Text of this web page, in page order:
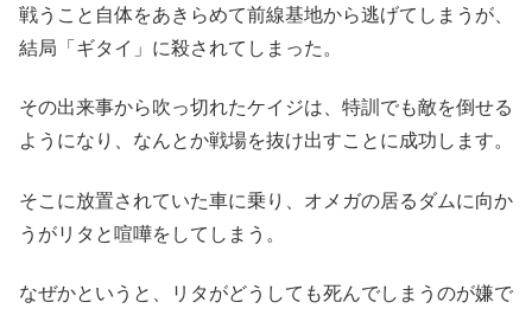
戦うこと自体をあきらめて前線基地から逃げてしまうが、
結局「ギタイ」に殺されてしまった。
その出来事から吹っ切れたケイジは、特訓でも敵を倒せる
ようになり、なんとか戦場を抜け出すことに成功します。
そこに放置されていた車に乗り、オメガの居るダムに向か
うがリタと喧嘩をしてしまう。
なぜかというと、リタがどうしても死んでしまうのが嫌で